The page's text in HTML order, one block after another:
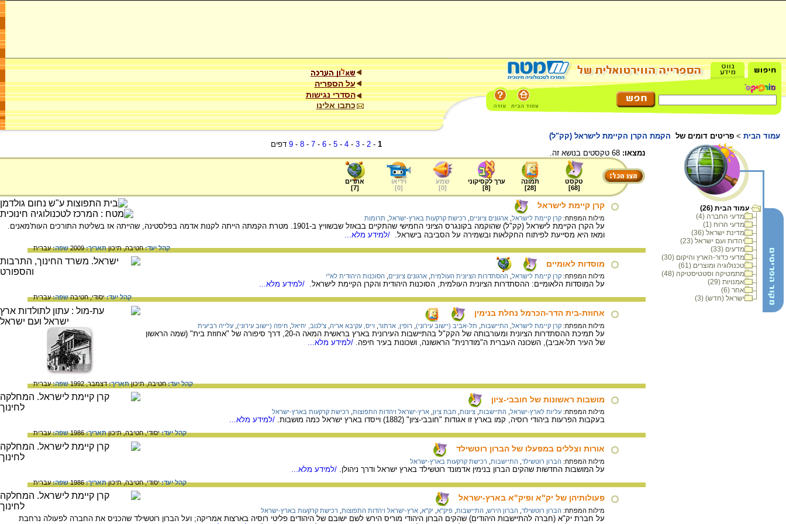
על הספריה
הסדרי נגישות
כתבו אלינו
עמוד הבית > פריטים דומים של הקמת הקרן הקיימת לישראל (קק"ל)
עמוד הבית (26)
מדעי החברה (4)
מדעי הרוח (1)
מדינת ישראל (36)
יהדות ועם ישראל (23)
מדעים (33)
מדעי כדור-הארץ והיקום (30)
טכנולוגיה ומוצרים (61)
מתמטיקה וסטטיסטיקה (48)
אמנויות (29)
אחר (6)
ישראל (חדש) (3)
1
-
2
-
3
-
4
-
5
-
6
-
7
-
8
-
9 דפים
נמצאו:
טקסט
[
68
]
תמונה
[
28
]
ערך לקסיקוני
[
8
]
שמע
[
0
]
וידיאו
[
0
]
אתרים
[
7
]
קרן קיימת לישראל
מילות המפתח: קרן קיימת לישראל ארגונים ציוניים רכישת קרקעות בארץ-ישראל תרומות
על הקרן הקיימת לישראל (קק"ל) שהוקמה בקונגרס הציוני החמישי שהתקיים בבאזל שבשוויץ ב-1901. מטרת הקמתה הייתה לקנות אדמה בפלסטינה, שהייתה אז בשליטת התורכים העות'מאנים.
ומאז היא מסייעת לפיתוח החקלאות ובשמירה על הסביבה בישראל. /למידע מלא...
קהל יעד:חטיבה,תיכוןתאריך:2009 שפה:עברית
מוסדות לאומיים
מילות המפתח: קרן קיימת לישראל ההסתדרות הציונית העולמית ארגונים ציוניים הסוכנות היהודית לא"י
על המוסדות הלאומיים: ההסתדרות הציונית העולמית, הסוכנות היהודית והקרן הקיימת לישראל. /למידע מלא...
קהל יעד:יסודי,חטיבהשפה:עברית
אחוזת-בית הדר-הכרמל נחלת בנימין
מילות המפתח: קרן קיימת לישראל התיישבות תל-אביב (יישוב עירוני) רופין, ארתור וייס, עקיבא אריה צ'לנוב, יחיאל חיפה (יישוב עירוני) עלייה רביעית
על תמיכת ההסתדרות הציונית ומעורבותה של הקק"ל בהתיישבות העירונית בארץ בראשית המאה ה-20, דרך סיפורה של "אחוזת בית" (שמה הראשון
של העיר תל-אביב), השכונה העברית ה"מודרנית" הראשונה, ושכונות בעיר חיפה. /למידע מלא...
קהל יעד:חטיבה,תיכוןתאריך:דצמבר, 1992 שפה:עברית
מושבות ראשונות של חובבי-ציון
מילות המפתח: עליות לארץ-ישראל התיישבות ציונות חבת ציון ארץ-ישראל ויהדות התפוצות רכישת קרקעות בארץ-ישראל
בעקבות הפרעות ביהודי רוסיה, קמו בארץ זו אגודות "חובבי-ציון" (1882) וייסדו בארץ ישראל כמה מושבות. /למידע מלא...
קהל יעד:יסודי,חטיבה,תיכוןתאריך:1986 שפה:עברית
אורות וצללים במפעלו של הברון רוטשילד
מילות המפתח: הברון רוטשילד התיישבות רכישת קרקעות בארץ-ישראל
על המושבות החדשות שהקים הברון בנימין אדמונד רוטשילד בארץ ישראל ודרך ניהולן. /למידע מלא...
קהל יעד:יסודי,חטיבה,תיכוןתאריך:1986 שפה:עברית
פעולותיהן של יק"א ופיק"א בארץ-ישראל
מילות המפתח: הברון רוטשילד הברון הירש התיישבות פיק"א יק"א ארץ-ישראל ויהדות התפוצות רכישת קרקעות בארץ-ישראל
על חברת יק"א (חברה להתיישבות היהודים) שהקים הברון היהודי מוריס הירש לשם ישובם של היהודים פליטי רוסיה בארצות אמריקה; ועל הברון רוטשילד שהכניס את החברה לפעולה נרחבת